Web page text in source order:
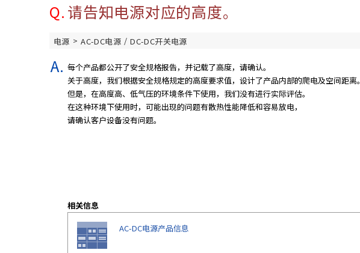
Q.请告知电源对应的高度。
电源 > AC-DC电源 / DC-DC开关电源
每个产品都公开了安全规格报告，并记载了高度，请确认。
关于高度，我们根据安全规格规定的高度要求值，设计了产品内部的爬电及空间距离。
但是，在高度高、低气压的环境条件下使用，我们没有进行实际评估。
在这种环境下使用时，可能出现的问题有散热性能降低和容易放电，
请确认客户设备没有问题。
相关信息
AC-DC电源产品信息